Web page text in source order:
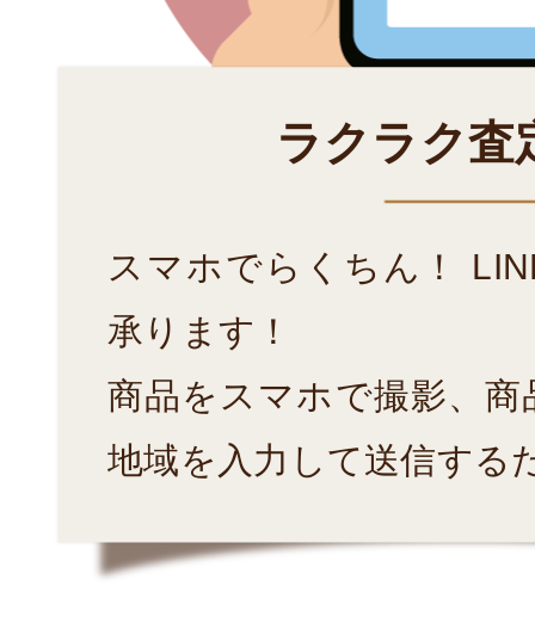
ラクラク査
スマホでらくちん！
承ります！
商品をスマホで撮影、
地域を入力して送信する